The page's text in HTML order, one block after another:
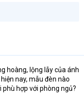
hoàng, lộng lẫy của ánh
nay, mẫu đèn nào
hợp với phòng ngủ?